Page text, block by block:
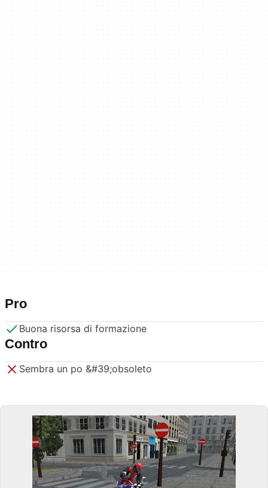
Pro
Buona risorsa di formazione
Contro
Sembra un po &#39;obsoleto